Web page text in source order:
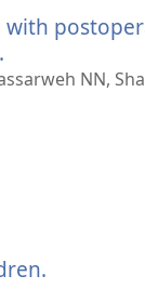
nyt
NN,